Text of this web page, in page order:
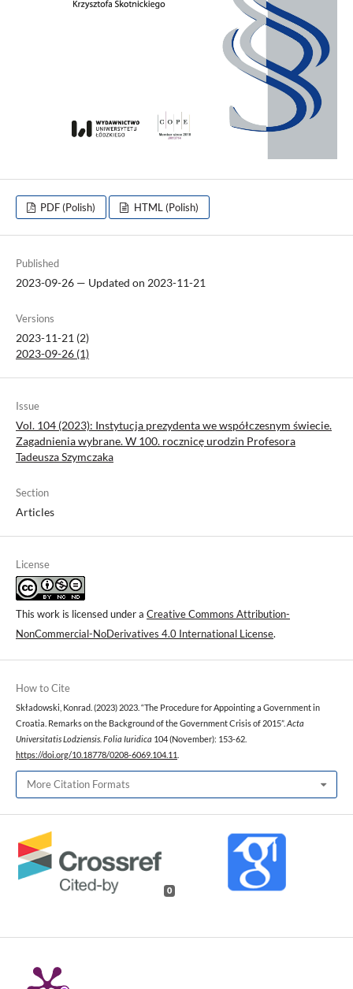
PDF (Polish) HTML (Polish)
Published
2023-09-26 — Updated on 2023-11-21
Versions
2023-11-21 (2)
2023-09-26 (1)
Issue
Vol. 104 (2023): Instytucja prezydenta we współczesnym świecie.
Zagadnienia wybrane. W 100. rocznicę urodzin Profesora
Tadeusza Szymczaka
Section
Articles
License
This work is licensed under a Creative Commons Attribution-
NonCommercial-NoDerivatives 4.0 International License.
How to Cite
Składowski, Konrad. (2023) 2023. “The Procedure for Appointing a Government in
Croatia. Remarks on the Background of the Government Crisis of 2015”. Acta
Universitatis Lodziensis. Folia Iuridica 104 (November): 153-62.
https://doi.org/10.18778/0208-6069.104.11
More Citation Formats
0